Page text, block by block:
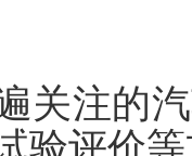
关注的
验评价